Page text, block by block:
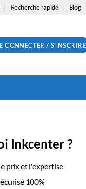
Recherche rapide Blog
CONNECTER / S’INSCRIRE
Inkcenter ?
prix et l'expertise
100%